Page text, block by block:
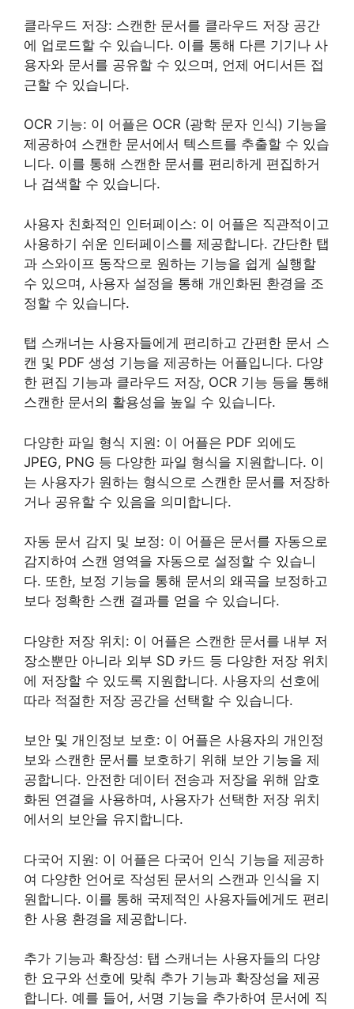
클라우드 저장: 스캔한 문서를 클라우드 저장 공간
에 업로드할 수 있습니다. 이를 통해 다른 기기나 사
용자와 문서를 공유할 수 있으며, 언제 어디서든 접
근할 수 있습니다.
OCR 기능: 이 어플은 OCR (광학 문자 인식) 기능을
제공하여 스캔한 문서에서 텍스트를 추출할 수 있습
니다. 이를 통해 스캔한 문서를 편리하게 편집하거
나 검색할 수 있습니다.
사용자 친화적인 인터페이스: 이 어플은 직관적이고
사용하기 쉬운 인터페이스를 제공합니다. 간단한 탭
과 스와이프 동작으로 원하는 기능을 쉽게 실행할
수 있으며, 사용자 설정을 통해 개인화된 환경을 조
정할 수 있습니다.
탭 스캐너는 사용자들에게 편리하고 간편한 문서 스
캔 및 PDF 생성 기능을 제공하는 어플입니다. 다양
한 편집 기능과 클라우드 저장, OCR 기능 등을 통해
스캔한 문서의 활용성을 높일 수 있습니다.
다양한 파일 형식 지원: 이 어플은 PDF 외에도
JPEG, PNG 등 다양한 파일 형식을 지원합니다. 이
는 사용자가 원하는 형식으로 스캔한 문서를 저장하
거나 공유할 수 있음을 의미합니다.
자동 문서 감지 및 보정: 이 어플은 문서를 자동으로
감지하여 스캔 영역을 자동으로 설정할 수 있습니
다. 또한, 보정 기능을 통해 문서의 왜곡을 보정하고
보다 정확한 스캔 결과를 얻을 수 있습니다.
다양한 저장 위치: 이 어플은 스캔한 문서를 내부 저
장소뿐만 아니라 외부 SD 카드 등 다양한 저장 위치
에 저장할 수 있도록 지원합니다. 사용자의 선호에
따라 적절한 저장 공간을 선택할 수 있습니다.
보안 및 개인정보 보호: 이 어플은 사용자의 개인정
보와 스캔한 문서를 보호하기 위해 보안 기능을 제
공합니다. 안전한 데이터 전송과 저장을 위해 암호
화된 연결을 사용하며, 사용자가 선택한 저장 위치
에서의 보안을 유지합니다.
다국어 지원: 이 어플은 다국어 인식 기능을 제공하
여 다양한 언어로 작성된 문서의 스캔과 인식을 지
원합니다. 이를 통해 국제적인 사용자들에게도 편리
한 사용 환경을 제공합니다.
추가 기능과 확장성: 탭 스캐너는 사용자들의 다양
한 요구와 선호에 맞춰 추가 기능과 확장성을 제공
합니다. 예를 들어, 서명 기능을 추가하여 문서에 직